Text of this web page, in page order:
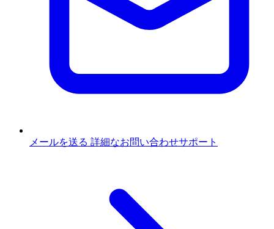
メールを送る 詳細なお問い合わせサポート